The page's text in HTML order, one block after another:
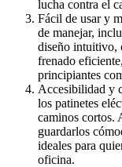
lucha contra el
Fácil de usar y
de manejar,
diseño intuitivo,
frenado
principiantes
Accesibilidad y
los patinetes
caminos cortos.
guardarlos
ideales para
oficina.